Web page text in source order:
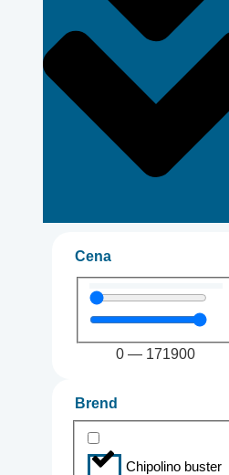
Cena
0— 171900
Brend
Chipolino buster